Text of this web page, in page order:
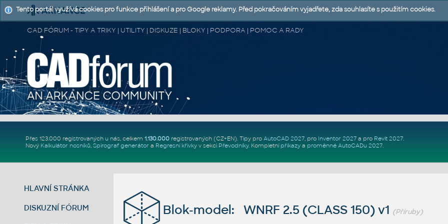
CAD FÓRUM - TIPY A TRIKY | UTILITY | DISKUZE | BLOKY | PODPORA | POMOC A RADY
Přes 123.000 registrovaných u nás, celkem 1.130.000registrovaných (CZ+EN). Tipy pro AutoCAD 2027, pro Inventor 2027a pro Revit 2027.
Nový Kalkulátor nosníků, Spirograf generátor a Regresní křivkyv sekci Převodníky. Kompletní příkazya proměnné AutoCADu 2027.
HLAVNÍ STRÁNKA
DISKUZNÍ FÓRUM Blok-model: WNRF 2.5 (CLASS 150) v1 (Příruby)
Tento portál využívá cookies pro funkce přihlášení a pro Google reklamy. Před pokračováním vyjadřete, zda souhlasíte s použitím cookies.